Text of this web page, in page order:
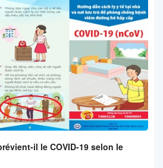
il le COVID-19 selon le